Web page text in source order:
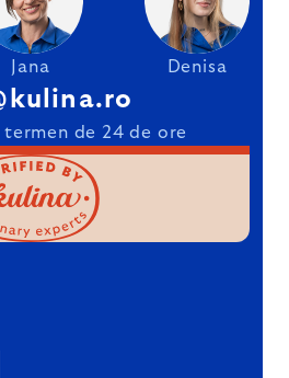
Jana Denisa
termen de 24 de ore